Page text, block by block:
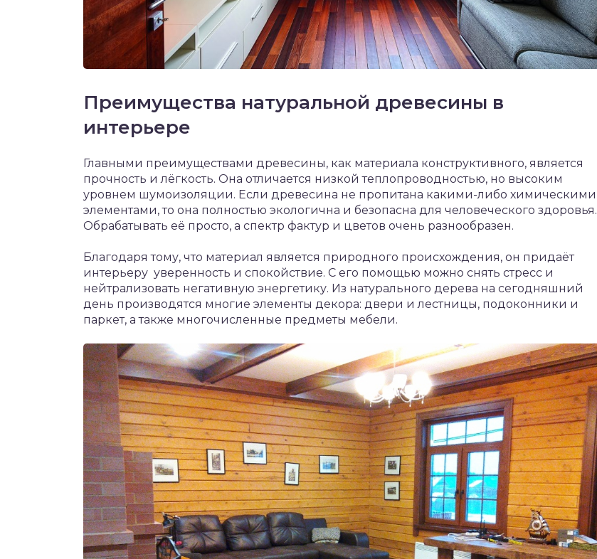
Преимущества натуральной древесины в
интерьере
Главными преимуществами древесины, как материала конструктивного, является
прочность и лёгкость. Она отличается низкой теплопроводностью, но высоким
уровнем шумоизоляции. Если древесина не пропитана какими-либо химическими
элементами, то она полностью экологична и безопасна для человеческого здоровья.
Обрабатывать её просто, а спектр фактур и цветов очень разнообразен.
Благодаря тому, что материал является природного происхождения, он придаёт
интерьеру уверенность и спокойствие. С его помощью можно снять стресс и
нейтрализовать негативную энергетику. Из натурального дерева на сегодняшний
день производятся многие элементы декора: двери и лестницы, подоконники и
паркет, а также многочисленные предметы мебели.